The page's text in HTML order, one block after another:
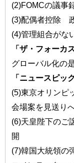
(2)FOMCの議事
(3)配偶者控除
(4)管理組合がな
「ザ・フォーカス
グローバル化の
「ニュースピッ
(5)東京オリンピ
会場案を見送り
(6)天皇陛下の
開
(7)韓国大統領